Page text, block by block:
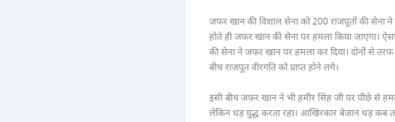
जफर खान की विशाल सेना को 200 राजपूतों की सेना
होते ही जफर खान की सेना पर हमला किया जाएगा।
की सेना ने जफर खान पर हमला कर दिया। दोनोें से
बीच राजपूत वीरगति को प्राप्त होने लगे।
इसी बीच जफर खान ने भी हमीर सिंह जी पर पीछे से
लेकिन धड़ युद्ध करता रहा। आखिरकार बेजान धड़ कब